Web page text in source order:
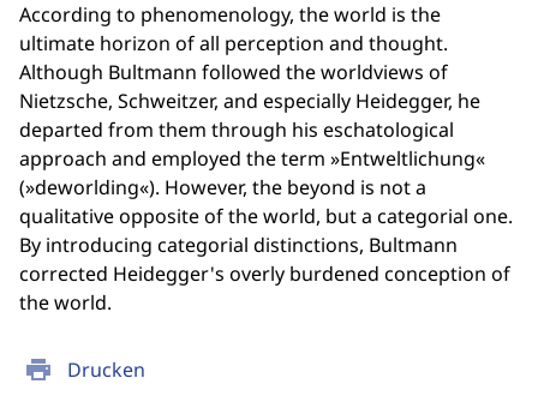
print Drucken
According to phenomenology, the world is the
ultimate horizon of all perception and thought.
Although Bultmann followed the worldviews of
Nietzsche, Schweitzer, and especially Heidegger, he
departed from them through his eschatological
approach and employed the term »Entweltlichung«
(»deworlding«). However, the beyond is not a
qualitative opposite of the world, but a categorial one.
By introducing categorial distinctions, Bultmann
corrected Heidegger's overly burdened conception of
the world.